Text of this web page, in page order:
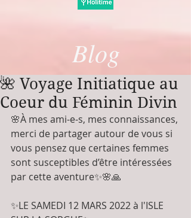
Blog
🌺 Voyage Initiatique au
Coeur du Féminin Divin
🌸À mes ami-e-s, mes connaissances,
merci de partager autour de vous si
vous pensez que certaines femmes
sont susceptibles d’être intéressées
par cette aventure✨🌸🙏
✨LE SAMEDI 12 MARS 2022 à l'ISLE